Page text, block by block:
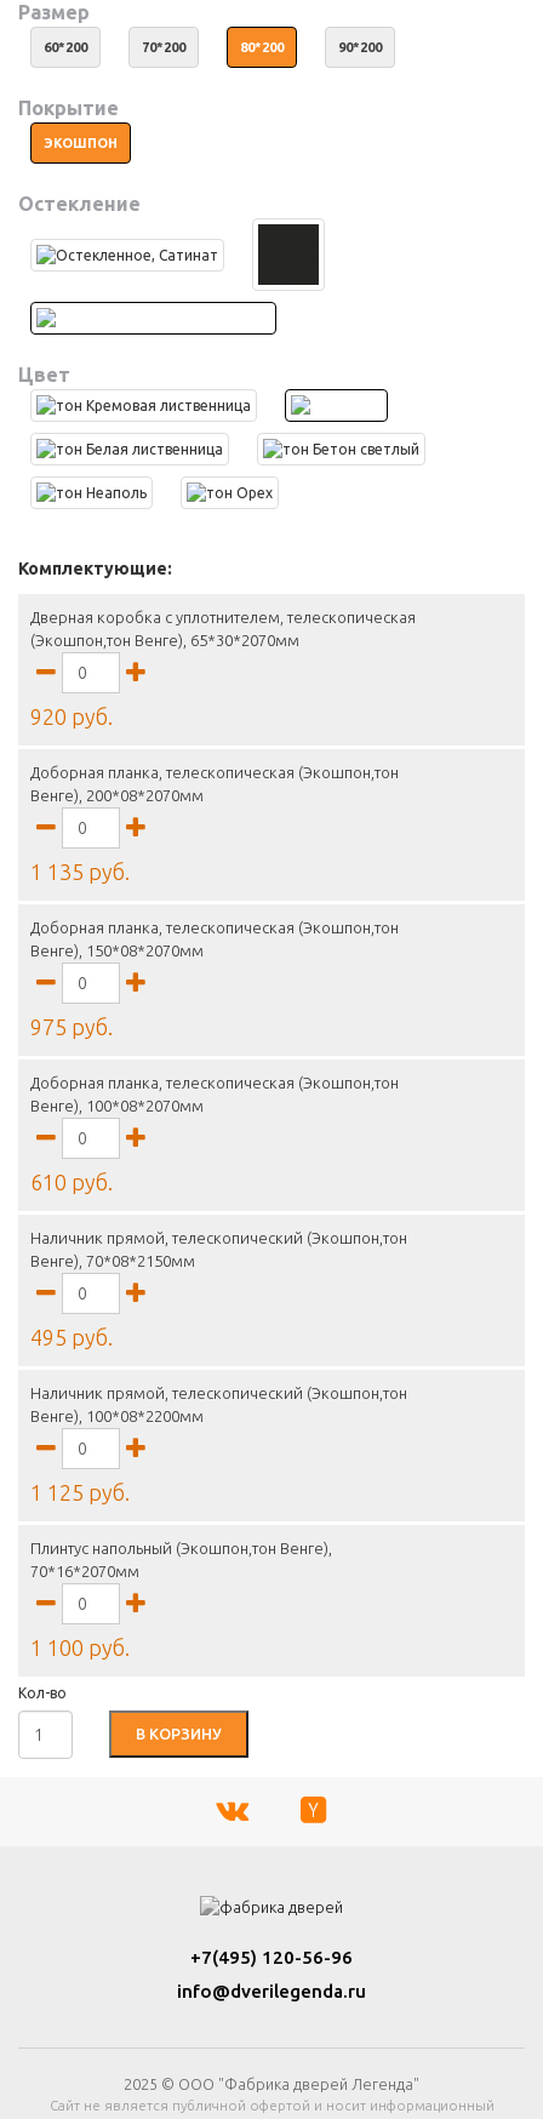
Размер
60*200 70*200 80*200 90*200
Покрытие
ЭКОШПОН
Остекление
Цвет
Комплектующие:
Дверная коробка с уплотнителем, телескопическая
(Экошпон,тон Венге), 65*30*2070мм
920 руб.
Доборная планка, телескопическая (Экошпон,тон
Венге), 200*08*2070мм
1 135 руб.
Доборная планка, телескопическая (Экошпон,тон
Венге), 150*08*2070мм
975 руб.
Доборная планка, телескопическая (Экошпон,тон
Венге), 100*08*2070мм
610 руб.
Наличник прямой, телескопический (Экошпон,тон
Венге), 70*08*2150мм
495 руб.
Наличник прямой, телескопический (Экошпон,тон
Венге), 100*08*2200мм
1 125 руб.
Плинтус напольный (Экошпон,тон Венге),
70*16*2070мм
1 100 руб.
Кол-во
В КОРЗИНУ
+7(495) 120-56-96
info@dverilegenda.ru
2025 © ООО "Фабрика дверей Легенда"
Сайт не является публичной офертой и носит информационный